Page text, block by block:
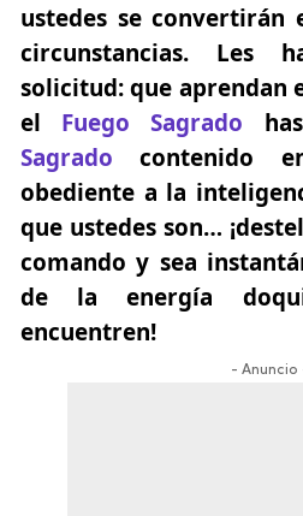
ustedes se convertirán
circunstancias. Les
solicitud: que aprendan
el Fuego Sagrado
Sagrado contenido
obediente a la
que ustedes son…
comando y sea
de la energía
encuentren!
- Anuncio